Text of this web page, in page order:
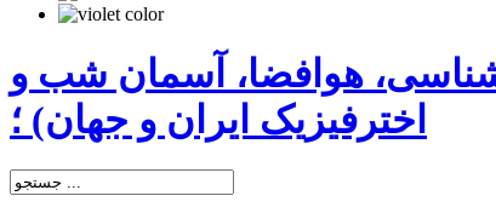
هوافضا، آسمان شب و
اخترفیزیک ایران و جهان) ؛